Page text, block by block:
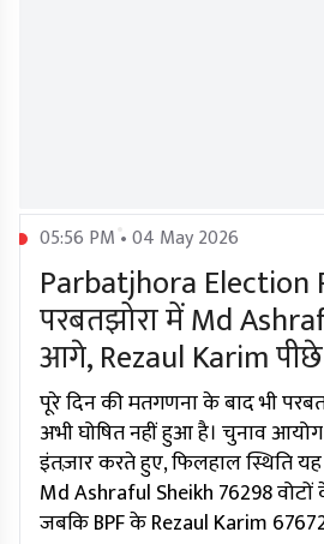
05:56 PM • 04 May 2026
Parbatjhora Election
परबतझोरा में Md
आगे, Rezaul Karim
पूरे दिन की मतगणना के बाद भी
अभी घोषित नहीं हुआ है। चुनाव
इंतज़ार करते हुए, फिलहाल स्थिति
Md Ashraful Sheikh 76298
जबकि BPF के Rezaul Karim